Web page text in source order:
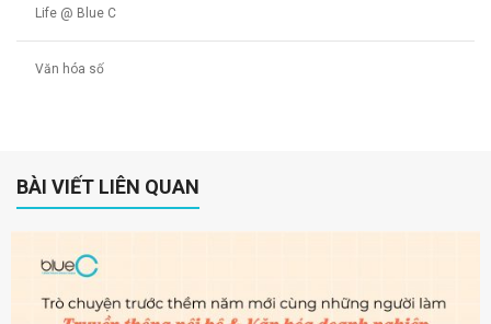
Life @ Blue C
Văn hóa số
BÀI VIẾT LIÊN QUAN